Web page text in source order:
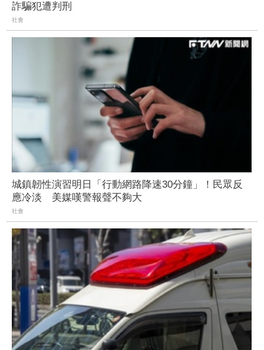
詐騙犯遭判刑
社會
城鎮韌性演習明日「行動網路降速30分鐘」！民眾反
應冷淡 美媒嘆警報聲不夠大
社會